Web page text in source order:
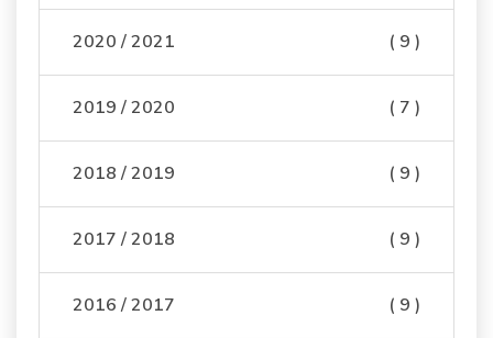
2020 / 2021 ( 9 )
2019 / 2020 ( 7 )
2018 / 2019 ( 9 )
2017 / 2018 ( 9 )
2016 / 2017 ( 9 )